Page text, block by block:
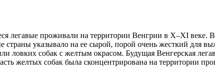
легавые проживали на территории Венгрии в X–XI веке.
указывало на ее сырой, порой очень жесткий для
ловких собак с желтым окрасом. Будущая Венгерская
желтых собак была сконцентрирована на территории